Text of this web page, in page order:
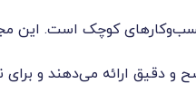
کسب‌وکارهای کوچک است. این